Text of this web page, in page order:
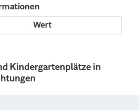
Kindergartenplätze in
Wert